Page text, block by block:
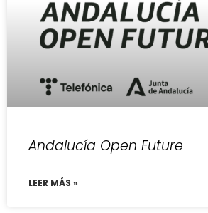
Andalucía Open Future
LEER MÁS »